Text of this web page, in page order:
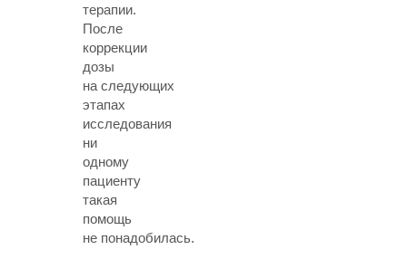
терапии.
После
коррекции
дозы
на следующих
этапах
исследования
ни
одному
пациенту
такая
помощь
не понадобилась.